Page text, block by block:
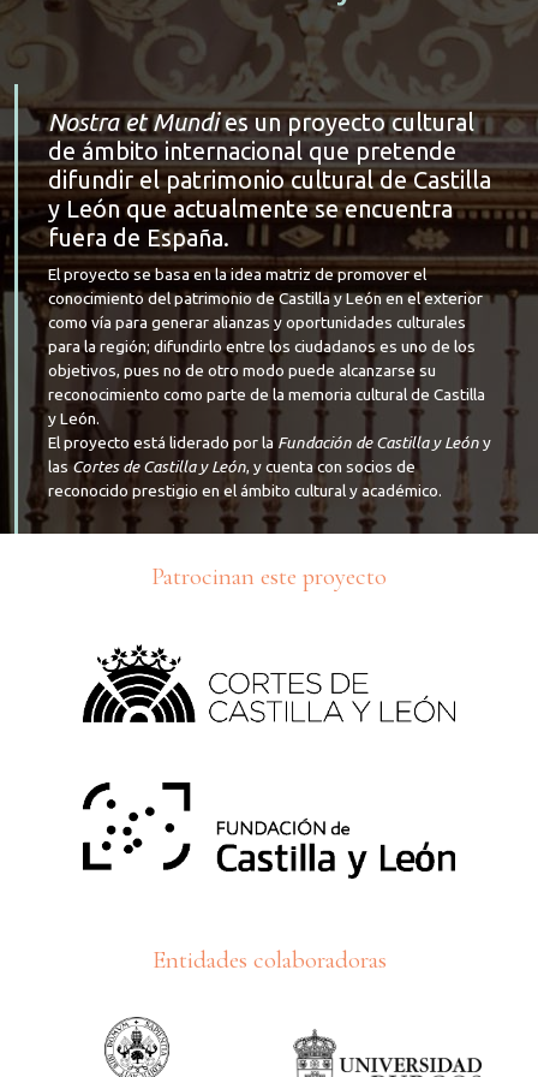
Nostra et Mundies un proyecto cultural
de ámbito internacional que pretende
difundir el patrimonio cultural de Castilla
y León que actualmente se encuentra
fuera de España.
El proyecto se basa en la idea matriz de promover el
conocimiento del patrimonio de Castilla y León en el exterior
como vía para generar alianzas y oportunidades culturales
para la región; difundirlo entre los ciudadanos es uno de los
objetivos, pues no de otro modo puede alcanzarse su
reconocimiento como parte de la memoria cultural de Castilla
y León.
El proyecto está liderado por la Fundación de Castilla y Leóny
lasCortes de Castilla y León, y cuenta con socios de
reconocido prestigio en el ámbito cultural y académico.
Patrocinan este proyecto
Entidades colaboradoras